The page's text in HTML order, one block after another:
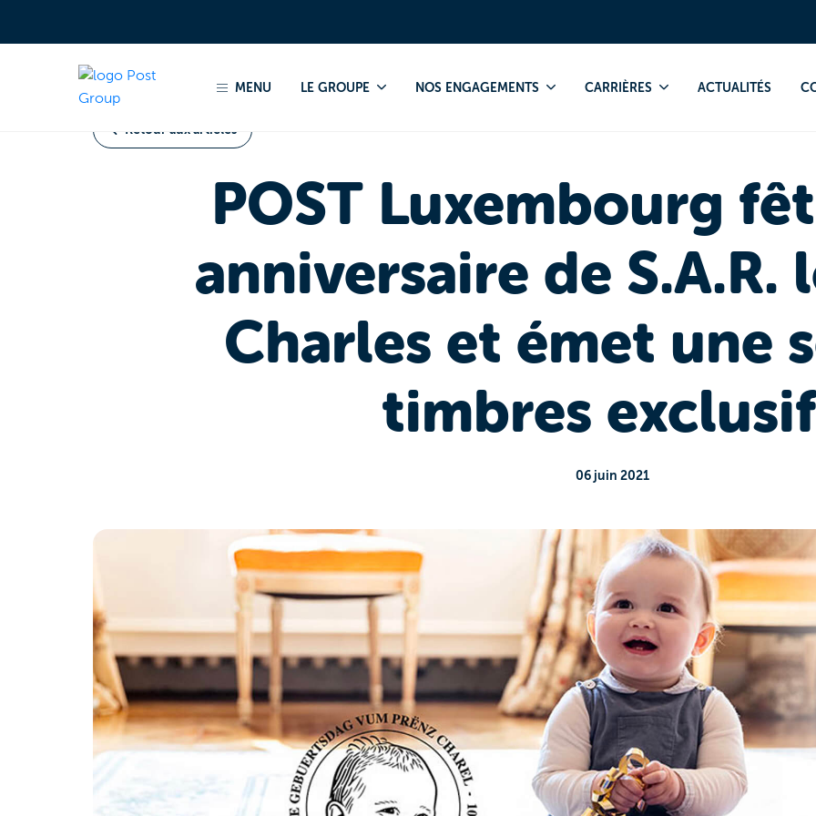
MENU LE GROUPE NOS ENGAGEMENTS CARRIÈRES ACTUALITÉS
Retour aux articles
POST Luxembourg
anniversaire de S.A.R.
Charles et émet une
timbres
06 juin 2021